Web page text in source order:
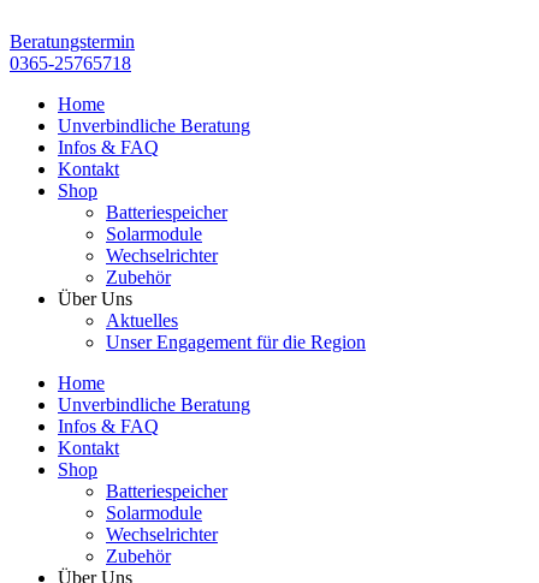
Inhalt
springen
Beratungstermin
0365-25765718
Home
Unverbindliche Beratung
Infos & FAQ
Kontakt
Shop
Batteriespeicher
Solarmodule
Wechselrichter
Zubehör
Über Uns
Aktuelles
Unser Engagement für die Region
Home
Unverbindliche Beratung
Infos & FAQ
Kontakt
Shop
Batteriespeicher
Solarmodule
Wechselrichter
Zubehör
Über Uns